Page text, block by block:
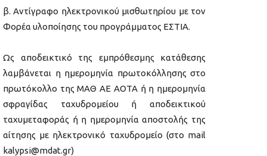
β. Αντίγραφο ηλεκτρονικού μισθωτηρίου με τον
Φορέα υλοποίησης του προγράμματος ΕΣΤΙΑ.
Ως αποδεικτικό της εμπρόθεσμης κατάθεσης
λαμβάνεται η ημερομηνία πρωτοκόλλησης στο
πρωτόκολλο της ΜΑΘ ΑΕ ΑΟΤΑ ή η ημερομηνία
σφραγίδας ταχυδρομείου ή αποδεικτικού
ταχυμεταφοράς ή η ημερομηνία αποστολής της
αίτησης με ηλεκτρονικό ταχυδρομείο (στο mail
kalypsi@mdat.gr)